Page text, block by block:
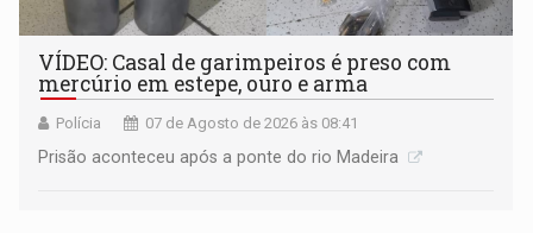
VÍDEO: Casal de garimpeiros é preso com
mercúrio em estepe, ouro e arma
Polícia 07 de Agosto de 2026 às 08:41
Prisão aconteceu após a ponte do rio Madeira